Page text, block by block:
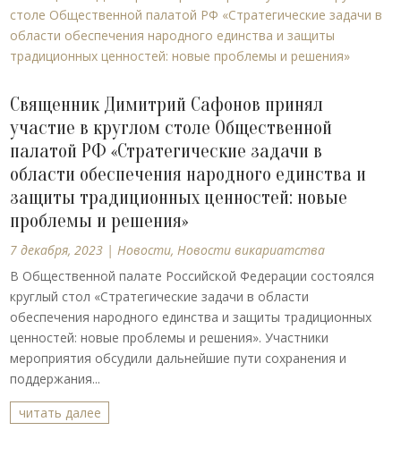
Священник Димитрий Сафонов принял
участие в круглом столе Общественной
палатой РФ «Стратегические задачи в
области обеспечения народного единства и
защиты традиционных ценностей: новые
проблемы и решения»
7 декабря, 2023 |Новости,Новости викариатства
В Общественной палате Российской Федерации состоялся
круглый стол «Стратегические задачи в области
обеспечения народного единства и защиты традиционных
ценностей: новые проблемы и решения». Участники
мероприятия обсудили дальнейшие пути сохранения и
поддержания...
читать далее